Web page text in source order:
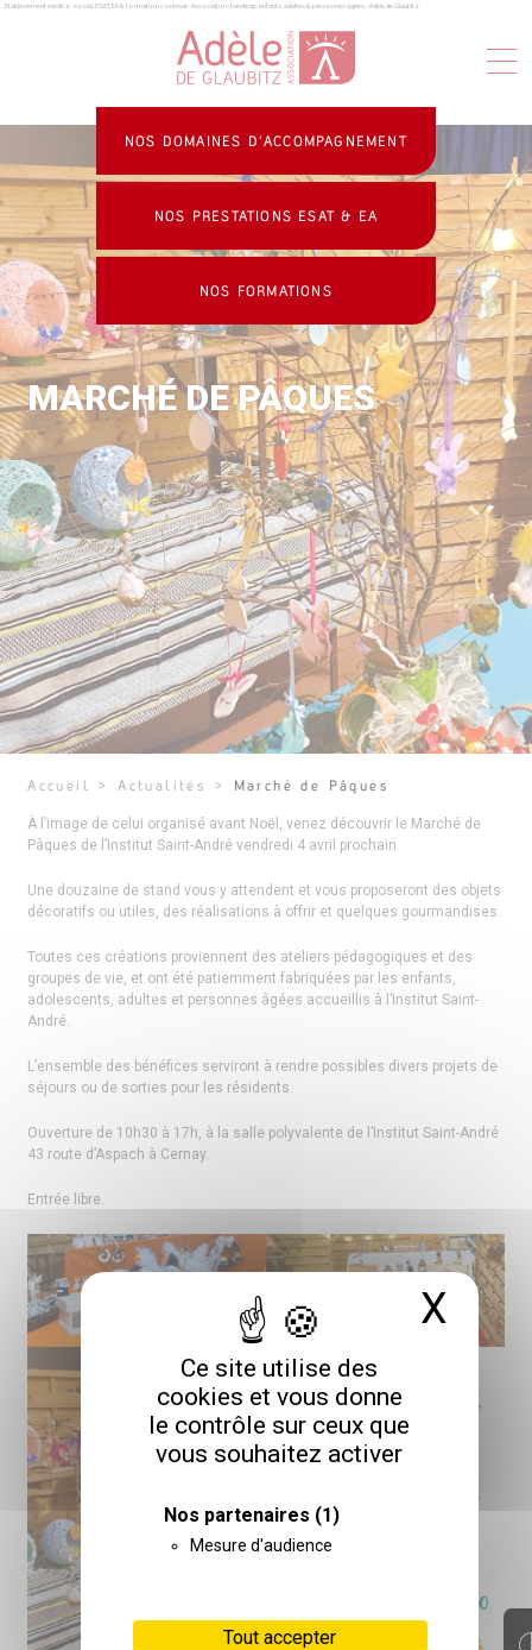
Panneau de gestion des cookies
Ce site utilise des
cookies et vous donne
le contrôle sur ceux que
vous souhaitez activer
Nos partenaires (1)
Mesure d'audience
Tout accepter
X
Établissement médico-social, ESAT, EA & formation continue : Association handicap, enfants, adultes & personnes âgées - Adèle de Glaubitz
NOS DOMAINES D’ACCOMPAGNEMENT
NOS PRESTATIONS ESAT & EA
NOS FORMATIONS
MARCHÉ DE PÂQUES
Accueil >Actualités > Marché de Pâques
À l’image de celui organisé avant Noël, venez découvrir le Marché de
Pâques de l’Institut Saint-André vendredi 4 avril prochain.
Une douzaine de stand vous y attendent et vous proposeront des objets
décoratifs ou utiles, des réalisations à offrir et quelques gourmandises.
Toutes ces créations proviennent des ateliers pédagogiques et des
groupes de vie, et ont été patiemment fabriquées par les enfants,
adolescents, adultes et personnes âgées accueillis à l’Institut Saint-
André.
L’ensemble des bénéfices serviront à rendre possibles divers projets de
séjours ou de sorties pour les résidents.
Ouverture de 10h30 à 17h, à la salle polyvalente de l’Institut Saint-André
43 route d’Aspach à Cernay.
Entrée libre.